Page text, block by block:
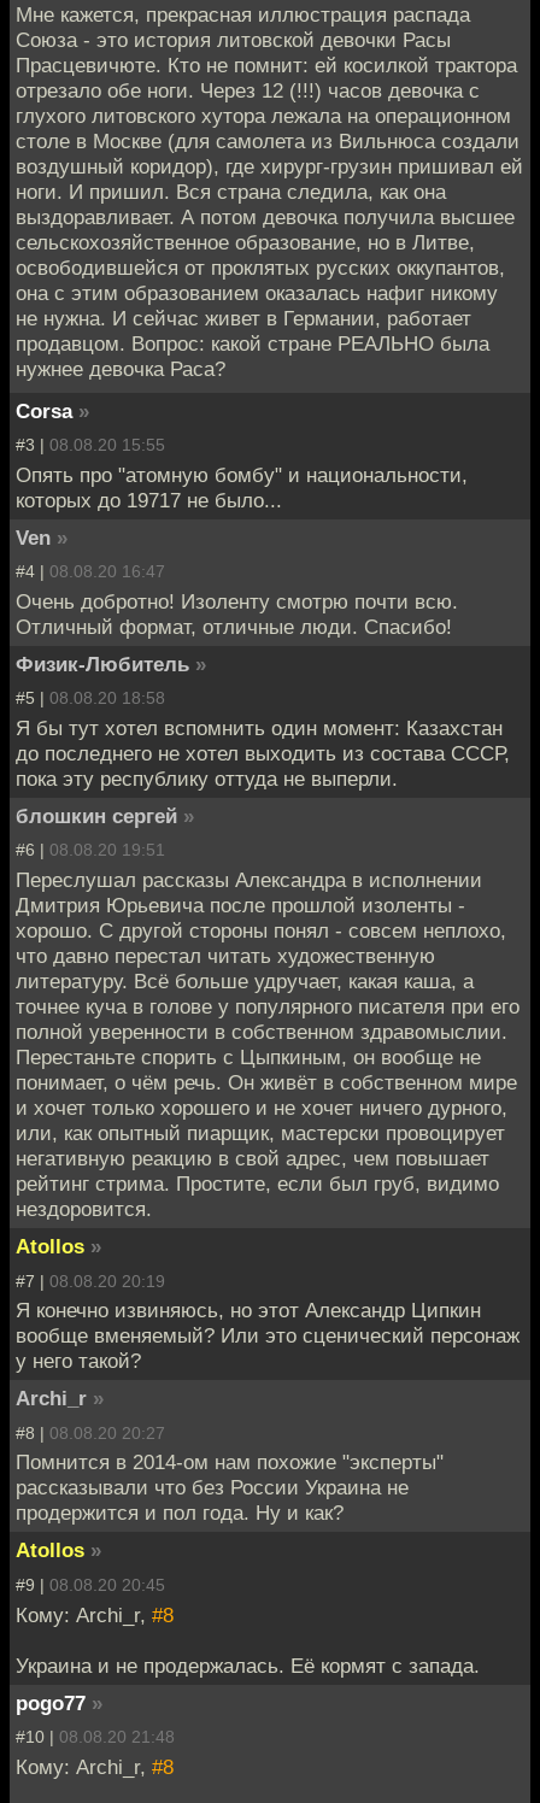
Мне кажется, прекрасная иллюстрация распада
Союза - это история литовской девочки Расы
Прасцевичюте. Кто не помнит: ей косилкой трактора
отрезало обе ноги. Через 12 (!!!) часов девочка с
глухого литовского хутора лежала на операционном
столе в Москве (для самолета из Вильнюса создали
воздушный коридор), где хирург-грузин пришивал ей
ноги. И пришил. Вся страна следила, как она
выздоравливает. А потом девочка получила высшее
сельскохозяйственное образование, но в Литве,
освободившейся от проклятых русских оккупантов,
она с этим образованием оказалась нафиг никому
не нужна. И сейчас живет в Германии, работает
продавцом. Вопрос: какой стране РЕАЛЬНО была
нужнее девочка Раса?
Corsa »
#3 | 08.08.20 15:55
Опять про "атомную бомбу" и национальности,
которых до 19717 не было...
Ven »
#4 | 08.08.20 16:47
Очень добротно! Изоленту смотрю почти всю.
Отличный формат, отличные люди. Спасибо!
Физик-Любитель »
#5 | 08.08.20 18:58
Я бы тут хотел вспомнить один момент: Казахстан
до последнего не хотел выходить из состава СССР,
пока эту республику оттуда не выперли.
блошкин сергей »
#6 | 08.08.20 19:51
Переслушал рассказы Александра в исполнении
Дмитрия Юрьевича после прошлой изоленты -
хорошо. С другой стороны понял - совсем неплохо,
что давно перестал читать художественную
литературу. Всё больше удручает, какая каша, а
точнее куча в голове у популярного писателя при его
полной уверенности в собственном здравомыслии.
Перестаньте спорить с Цыпкиным, он вообще не
понимает, о чём речь. Он живёт в собственном мире
и хочет только хорошего и не хочет ничего дурного,
или, как опытный пиарщик, мастерски провоцирует
негативную реакцию в свой адрес, чем повышает
рейтинг стрима. Простите, если был груб, видимо
нездоровится.
Atollos »
#7 | 08.08.20 20:19
Я конечно извиняюсь, но этот Александр Ципкин
вообще вменяемый? Или это сценический персонаж
у него такой?
Archi_r »
#8 | 08.08.20 20:27
Помнится в 2014-ом нам похожие "эксперты"
рассказывали что без России Украина не
продержится и пол года. Ну и как?
Atollos »
#9 | 08.08.20 20:45
Кому: Archi_r, #8
Украина и не продержалась. Её кормят с запада.
pogo77 »
#10 | 08.08.20 21:48
Кому: Archi_r, #8